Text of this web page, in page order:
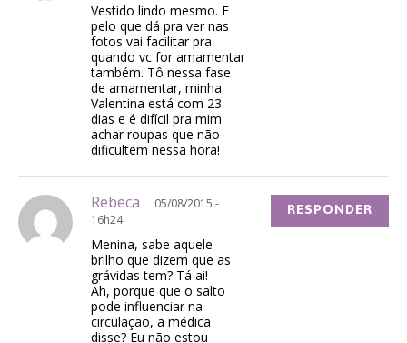
Vestido lindo mesmo. E
pelo que dá pra ver nas
fotos vai facilitar pra
quando vc for amamentar
também. Tô nessa fase
de amamentar, minha
Valentina está com 23
dias e é difícil pra mim
achar roupas que não
dificultem nessa hora!
Rebeca
05/08/2015 -
16h24
Menina, sabe aquele
brilho que dizem que as
grávidas tem? Tá ai!
Ah, porque que o salto
pode influenciar na
circulação, a médica
disse? Eu não estou
RESPONDER